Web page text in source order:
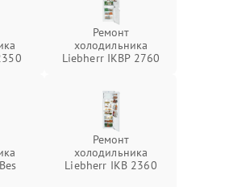
Ремонт
холодильника
Liebherr IKBP 2760
Ремонт
холодильника
Liebherr IKB 2360